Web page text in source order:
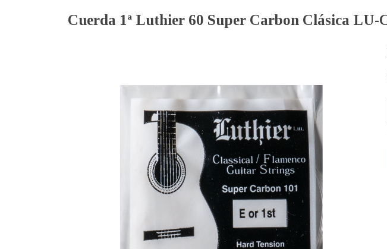
Cuerda 1ª Luthier 60 Super Carbon Clásica LU-